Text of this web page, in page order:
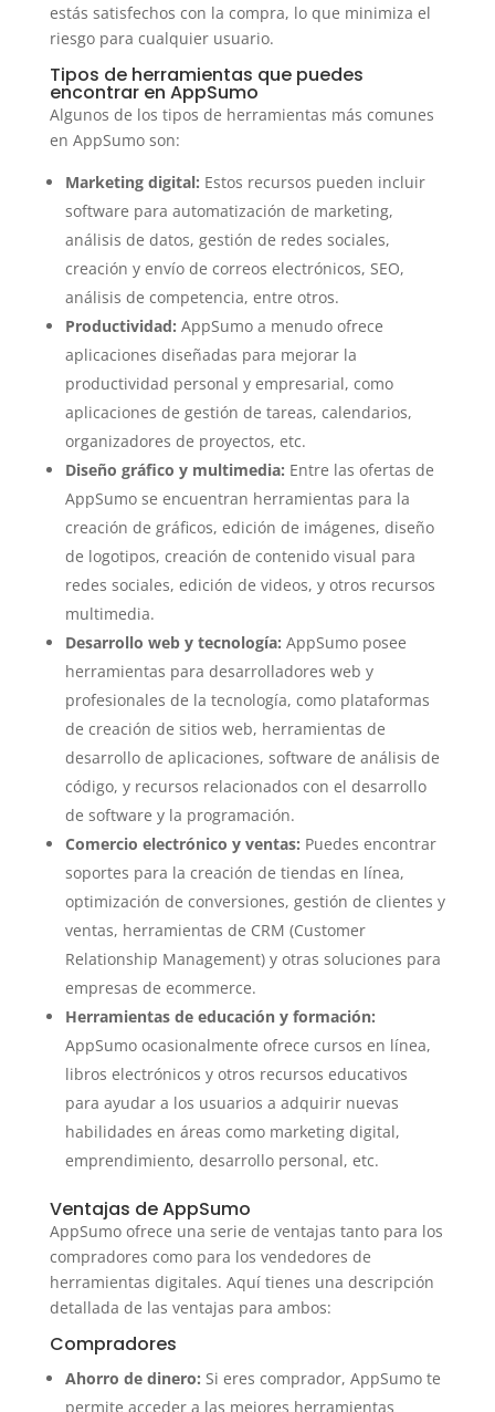
estás satisfechos con la compra, lo que minimiza el
riesgo para cualquier usuario.
Tipos de herramientas que puedes
encontrar en AppSumo
Algunos de los tipos de herramientas más comunes
en AppSumo son:
Marketing digital: Estos recursos pueden incluir
software para automatización de marketing,
análisis de datos, gestión de redes sociales,
creación y envío de correos electrónicos, SEO,
análisis de competencia, entre otros.
Productividad: AppSumo a menudo ofrece
aplicaciones diseñadas para mejorar la
productividad personal y empresarial, como
aplicaciones de gestión de tareas, calendarios,
organizadores de proyectos, etc.
Diseño gráfico y multimedia: Entre las ofertas de
AppSumo se encuentran herramientas para la
creación de gráficos, edición de imágenes, diseño
de logotipos, creación de contenido visual para
redes sociales, edición de videos, y otros recursos
multimedia.
Desarrollo web y tecnología: AppSumo posee
herramientas para desarrolladores web y
profesionales de la tecnología, como plataformas
de creación de sitios web, herramientas de
desarrollo de aplicaciones, software de análisis de
código, y recursos relacionados con el desarrollo
de software y la programación.
Comercio electrónico y ventas: Puedes encontrar
soportes para la creación de tiendas en línea,
optimización de conversiones, gestión de clientes y
ventas, herramientas de CRM (Customer
Relationship Management) y otras soluciones para
empresas de ecommerce.
Herramientas de educación y formación:
AppSumo ocasionalmente ofrece cursos en línea,
libros electrónicos y otros recursos educativos
para ayudar a los usuarios a adquirir nuevas
habilidades en áreas como marketing digital,
emprendimiento, desarrollo personal, etc.
Ventajas de AppSumo
AppSumo ofrece una serie de ventajas tanto para los
compradores como para los vendedores de
herramientas digitales. Aquí tienes una descripción
detallada de las ventajas para ambos:
Compradores
Ahorro de dinero: Si eres comprador, AppSumo te
permite acceder a las mejores herramientas